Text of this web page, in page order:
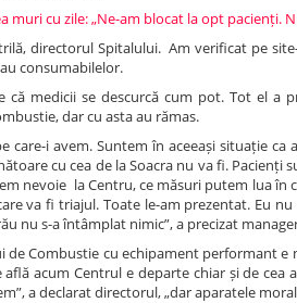
cu zile: „Ne-am blocat la opt pacienți.
directorul Spitalului. Am verificat pe
consumabilelor.
medicii se descurcă cum pot. Tot el a
dar cu asta au rămas.
care-i avem. Suntem în aceeași situație
cu cea de la Soacra nu va fi.
nevoie la Centru, ce măsuri putem lua
va fi triajul. Toate le-am prezentat. Eu
nu s-a întâmplat nimic”, a precizat
Combustie cu echipament performant e
acum Centrul e departe chiar și de
a declarat directorul, „dar aparatele